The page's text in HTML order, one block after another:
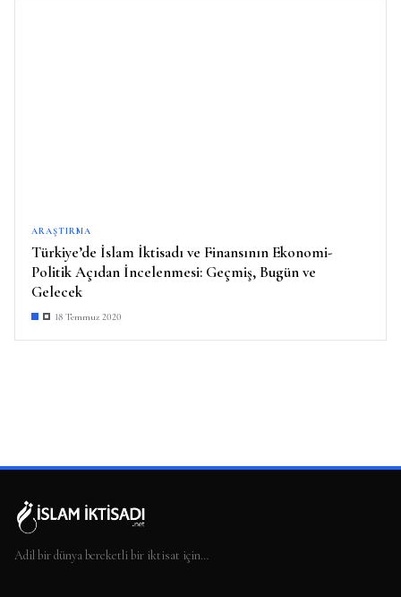
ARAŞTIRMA
Türkiye’de İslam İktisadı ve Finansının Ekonomi-
Politik Açıdan İncelenmesi: Geçmiş, Bugün ve
Gelecek
18 Temmuz 2020
Adil bir dünya bereketli bir iktisat için…